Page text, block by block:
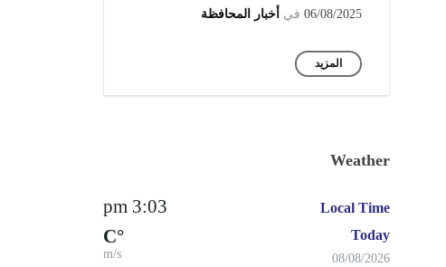
06/08/2025 في أخبار المحافظة
المزيد
Weather
Local Time
3:03 pm
Today
08/08/2026
°C
m/s